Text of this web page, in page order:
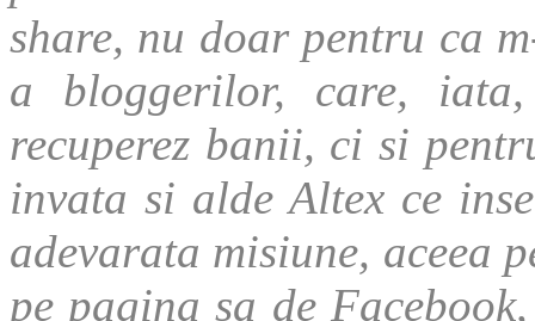
share, nu doar pentru ca
a bloggerilor, care,
recuperez banii, ci si
invata si alde Altex ce
adevarata misiune, aceea
pe pagina sa de